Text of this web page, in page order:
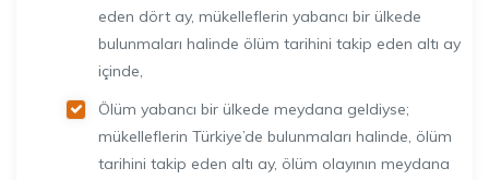
eden dört ay, mükelleflerin yabancı bir ülkede
bulunmaları halinde ölüm tarihini takip eden altı ay
içinde,
Ölüm yabancı bir ülkede meydana geldiyse;
mükelleflerin Türkiye’de bulunmaları halinde, ölüm
tarihini takip eden altı ay, ölüm olayının meydana